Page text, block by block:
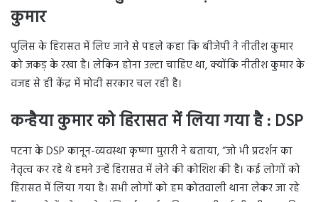
कुमार
पुलिस के हिरासत में लिए जाने से पहले कहा कि बीजेपी ने नीतीश कुमार
को जकड़ के रखा है। लेकिन होना उल्टा चाहिए था, क्योंकि नीतीश कुमार के
वजह से ही केंद्र में मोदी सरकार चल रही है।
कन्हैया कुमार को हिरासत में लिया गया है : DSP
पटना के DSP कानून-व्यवस्था कृष्णा मुरारी ने बताया, “जो भी प्रदर्शन का
नेतृत्व कर रहे थे हमने उन्हें हिरासत में लेने की कोशिश की है। कई लोगों को
हिरासत में लिया गया है। सभी लोगों को हम कोतवाली थाना लेकर जा रहे